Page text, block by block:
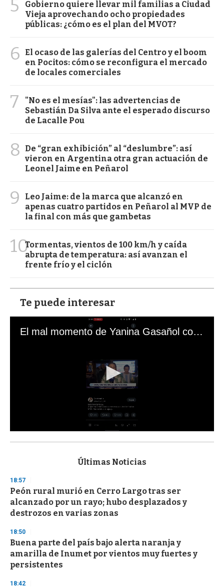
5
Gobierno quiere llevar mil familias a Ciudad
Vieja aprovechando ocho propiedades
públicas: ¿cómo es el plan del MVOT?
6
El ocaso de las galerías del Centro y el boom
en Pocitos: cómo se reconfigura el mercado
de locales comerciales
7
"No es el mesías": las advertencias de
Sebastián Da Silva ante el esperado discurso
de Lacalle Pou
8
De “gran exhibición” al “deslumbre”: así
vieron en Argentina otra gran actuación de
Leonel Jaime en Peñarol
9
Leo Jaime: de la marca que alcanzó en
apenas cuatro partidos en Peñarol al MVP de
la final con más que gambetas
10Tormentas, vientos de 100 km/h y caída
abrupta de temperatura: así avanzan el
frente frío y el ciclón
Te puede interesar
El mal momento de Yanina Gasañol con un hincha argentino en "Subrayado"
s
d
s
o
f
3
s
e
c
o
n
d
Últimas Noticias
18:57
Peón rural murió en Cerro Largo tras ser
alcanzado por un rayo; hubo desplazados y
destrozos en varias zonas
18:50
Buena parte del país bajo alerta naranja y
amarilla de Inumet por vientos muy fuertes y
persistentes
18:42